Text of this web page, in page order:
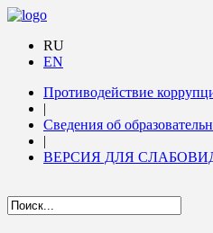
RU
EN
Противодействие
|
Сведения об
|
ВЕРСИЯ ДЛЯ